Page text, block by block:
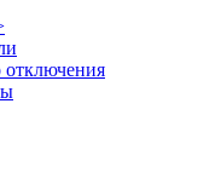
отключения